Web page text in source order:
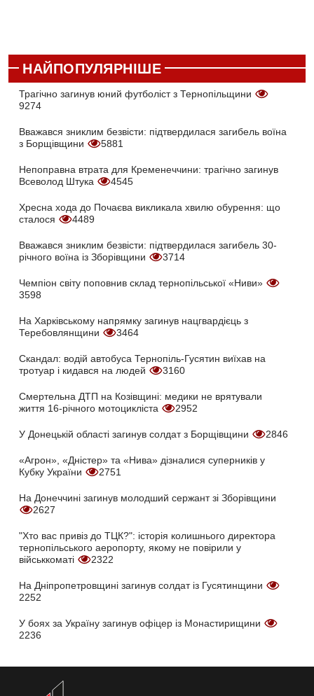
НАЙПОПУЛЯРНІШЕ
Трагічно загинув юний футболіст з Тернопільщини
9274
Вважався зниклим безвісти: підтвердилася загибель воїна
з Борщівщини
5881
Непоправна втрата для Кременеччини: трагічно загинув
Всеволод Штука
4545
Хресна хода до Почаєва викликала хвилю обурення: що
сталося
4489
Вважався зниклим безвісти: підтвердилася загибель 30-
річного воїна із Зборівщини
3714
Чемпіон світу поповнив склад тернопільської «Ниви»
3598
На Харківському напрямку загинув нацгвардієць з
Теребовлянщини
3464
Скандал: водій автобуса Тернопіль-Гусятин виїхав на
тротуар і кидався на людей
3160
Смертельна ДТП на Козівщині: медики не врятували
життя 16-річного мотоцикліста
2952
У Донецькій області загинув солдат з Борщівщини 2846
«Агрон», «Дністер» та «Нива» дізналися суперників у
Кубку України
2751
На Донеччині загинув молодший сержант зі Зборівщини
2627
"Хто вас привіз до ТЦК?": історія колишнього директора
тернопільського аеропорту, якому не повірили у
військкоматі
2322
На Дніпропетровщині загинув солдат із Гусятинщини
2252
У боях за Україну загинув офіцер із Монастирищини
2236